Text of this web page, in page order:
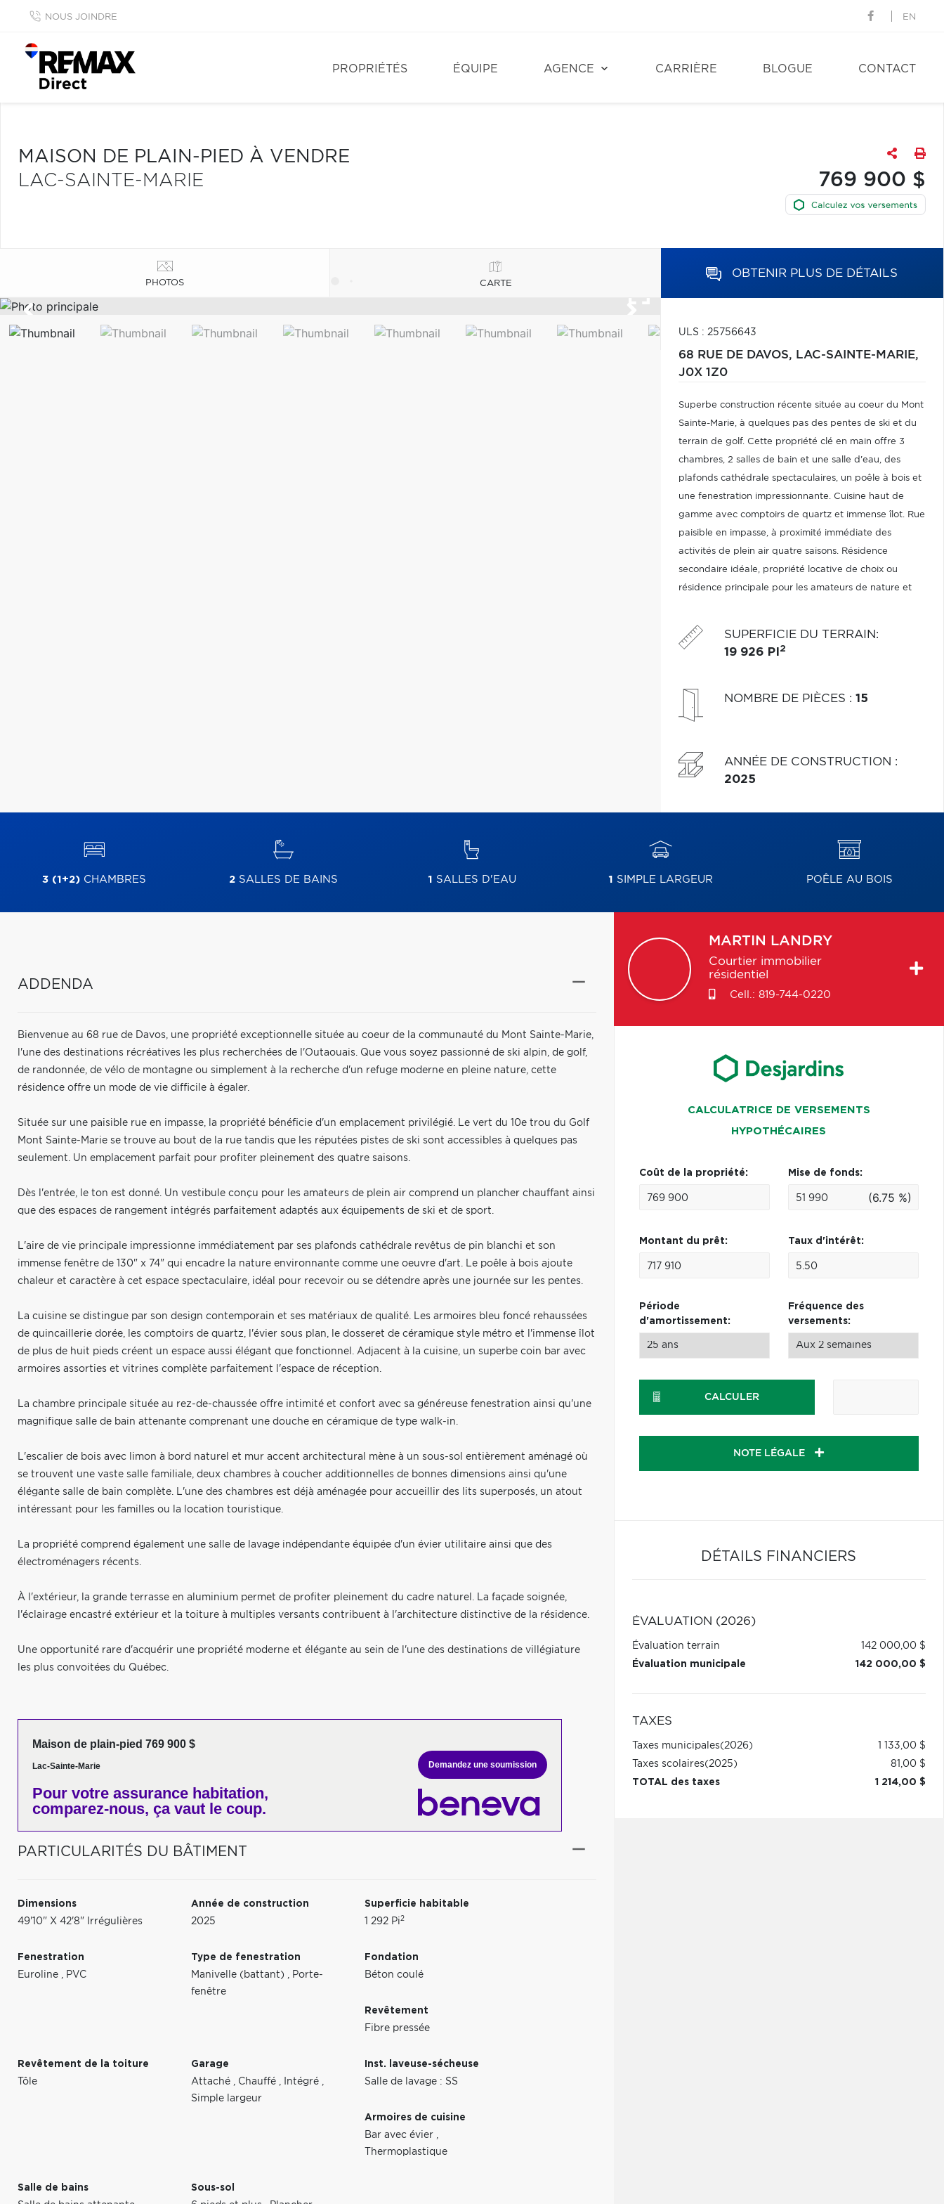
NOUS JOINDRE EN
PROPRIÉTÉS ÉQUIPE AGENCE CARRIÈRE BLOGUE CONTACT
MAISON DE PLAIN-PIED À VENDRE
LAC-SAINTE-MARIE
769 900 $
PHOTOS CARTE
OBTENIR PLUS DE DÉTAILS
ULS : 25756643
68 RUE DE DAVOS, LAC-SAINTE-MARIE,
J0X 1Z0
Superbe construction récente située au coeur du Mont
Sainte-Marie, à quelques pas des pentes de ski et du
terrain de golf. Cette propriété clé en main offre 3
chambres, 2 salles de bain et une salle d'eau, des
plafonds cathédrale spectaculaires, un poêle à bois et
une fenestration impressionnante. Cuisine haut de
gamme avec comptoirs de quartz et immense îlot. Rue
paisible en impasse, à proximité immédiate des
activités de plein air quatre saisons. Résidence
secondaire idéale, propriété locative de choix ou
résidence principale pour les amateurs de nature et
SUPERFICIE DU TERRAIN:
19 926 PI 2
NOMBRE DE PIÈCES : 15
ANNÉE DE CONSTRUCTION :
2025
3 (1+2) CHAMBRES 2SALLES DE BAINS 1 SALLES D'EAU 1 SIMPLE LARGEUR POÊLE AU BOIS
ADDENDA
Bienvenue au 68 rue de Davos, une propriété exceptionnelle située au coeur de la communauté du Mont Sainte-Marie,
l'une des destinations récréatives les plus recherchées de l'Outaouais. Que vous soyez passionné de ski alpin, de golf,
de randonnée, de vélo de montagne ou simplement à la recherche d'un refuge moderne en pleine nature, cette
résidence offre un mode de vie difficile à égaler.
Située sur une paisible rue en impasse, la propriété bénéficie d'un emplacement privilégié. Le vert du 10e trou du Golf
Mont Sainte-Marie se trouve au bout de la rue tandis que les réputées pistes de ski sont accessibles à quelques pas
seulement. Un emplacement parfait pour profiter pleinement des quatre saisons.
Dès l'entrée, le ton est donné. Un vestibule conçu pour les amateurs de plein air comprend un plancher chauffant ainsi
que des espaces de rangement intégrés parfaitement adaptés aux équipements de ski et de sport.
L'aire de vie principale impressionne immédiatement par ses plafonds cathédrale revêtus de pin blanchi et son
immense fenêtre de 130" x 74" qui encadre la nature environnante comme une oeuvre d'art. Le poêle à bois ajoute
chaleur et caractère à cet espace spectaculaire, idéal pour recevoir ou se détendre après une journée sur les pentes.
La cuisine se distingue par son design contemporain et ses matériaux de qualité. Les armoires bleu foncé rehaussées
de quincaillerie dorée, les comptoirs de quartz, l'évier sous plan, le dosseret de céramique style métro et l'immense îlot
de plus de huit pieds créent un espace aussi élégant que fonctionnel. Adjacent à la cuisine, un superbe coin bar avec
armoires assorties et vitrines complète parfaitement l'espace de réception.
La chambre principale située au rez-de-chaussée offre intimité et confort avec sa généreuse fenestration ainsi qu'une
magnifique salle de bain attenante comprenant une douche en céramique de type walk-in.
L'escalier de bois avec limon à bord naturel et mur accent architectural mène à un sous-sol entièrement aménagé où
se trouvent une vaste salle familiale, deux chambres à coucher additionnelles de bonnes dimensions ainsi qu'une
élégante salle de bain complète. L'une des chambres est déjà aménagée pour accueillir des lits superposés, un atout
intéressant pour les familles ou la location touristique.
La propriété comprend également une salle de lavage indépendante équipée d'un évier utilitaire ainsi que des
électroménagers récents.
À l'extérieur, la grande terrasse en aluminium permet de profiter pleinement du cadre naturel. La façade soignée,
l'éclairage encastré extérieur et la toiture à multiples versants contribuent à l'architecture distinctive de la résidence.
Une opportunité rare d'acquérir une propriété moderne et élégante au sein de l'une des destinations de villégiature
les plus convoitées du Québec.
Maison de plain-pied 769 900 $
Lac-Sainte-Marie
Pour votre assurance habitation,
comparez-nous, ça vaut le coup.
Demandez une soumission
PARTICULARITÉS DU BÂTIMENT
Dimensions
49'10" X 42'8" Irrégulières
Année de construction
2025
Superficie habitable
1 292 Pi2
Fenestration
Euroline , PVC
Type de fenestration
Manivelle (battant) , Porte-
fenêtre
Fondation
Béton coulé
Revêtement
Fibre pressée
Revêtement de la toiture
Tôle
Garage
Attaché , Chauffé , Intégré ,
Simple largeur
Inst. laveuse-sécheuse
Salle de lavage : SS
Armoires de cuisine
Bar avec évier ,
Thermoplastique
Salle de bains
Sous-sol
MARTIN LANDRY
Courtier immobilier
résidentiel
Cell.: 819-744-0220
CALCULATRICE DE VERSEMENTS
HYPOTHÉCAIRES
Coût de la propriété: Mise de fonds:
(6.75 %)
Montant du prêt: Taux d'intérêt:
Période
d'amortissement:
Fréquence des
versements:
CALCULER
NOTE LÉGALE
DÉTAILS FINANCIERS
ÉVALUATION (2026)
Évaluation terrain
142 000,00 $
Évaluation municipale
142 000,00 $
TAXES
Taxes municipales(2026)
1 133,00 $
Taxes scolaires(2025)
81,00 $
TOTAL des taxes
1 214,00 $